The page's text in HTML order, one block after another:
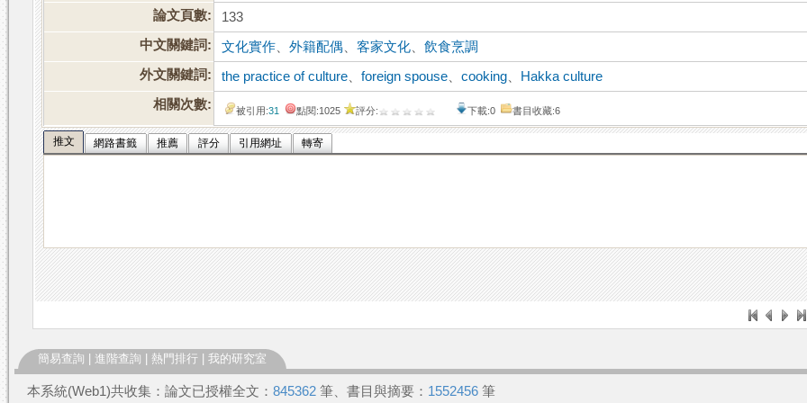
論文頁數:
133
中文關鍵詞:
文化實作 、外籍配偶 、客家文化 、飲食烹調
外文關鍵詞:
the practice of culture 、foreign spouse 、cooking
Hakka culture
相關次數:
被引用:31 點閱:1025 評分: 下載:0 書目收藏:6
推文 網路書籤 推薦 評分 引用網址 轉寄
簡易查詢 進階查詢 熱門排行 我的研究室
本系統(Web1)共收集：論文已授權全文： 845362 筆、書目與摘要： 1552456 筆